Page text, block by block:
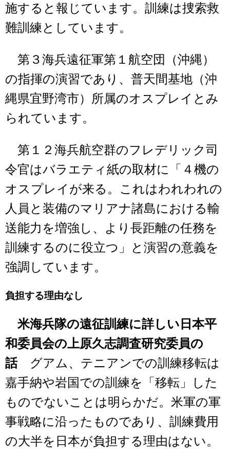
施すると報じています。訓練は捜索救
難訓練としています。
第３海兵遠征軍第１航空団（沖縄）
の指揮の演習であり、普天間基地（沖
縄県宜野湾市）所属のオスプレイとみ
られています。
第１２海兵航空群のフレデリック司
令官はバラエティ紙の取材に「４機の
オスプレイが来る。これはわれわれの
人員と装備のマリアナ諸島における輸
送能力を増強し、より長距離の任務を
訓練するのに役立つ」と演習の意義を
強調しています。
負担する理由なし
米海兵隊の遠征訓練に詳しい日本平
和委員会の上原久志調査研究委員の
話グアム、テニアンでの訓練移転は
嘉手納や岩国での訓練を「移転」した
ものでないことは明らかだ。米軍の軍
事戦略に沿ったものであり、訓練費用
の大半を日本が負担する理由はない。